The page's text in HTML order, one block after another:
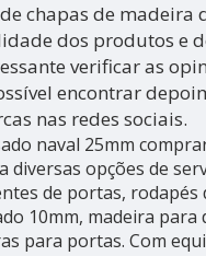
chapas de madeira
dos produtos e
verificar as
encontrar
nas redes sociais.
naval 25mm
diversas opções de
de portas, rodapés
10mm, madeira para
para portas. Com